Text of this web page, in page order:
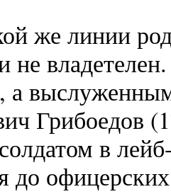
же линии
не
а
Грибоедов
в
до